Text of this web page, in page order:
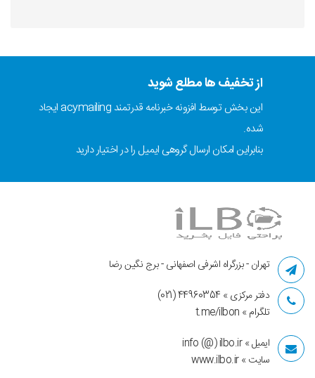
از تخفیف ها مطلع شوید
این بخش توسط افزونه خبرنامه قدرتمند acymailing ایجاد
شده.
بنابراین امکان ارسال گروهی ایمیل را در اختیار دارید
تهران - بزرگراه اشرفی اصفهانی - برج نگین رضا
دفتر مرکزی » 44960354 (021)
تلگرام » t.me/ilbon
ایمیل » info (@) ilbo.ir
سایت » www.ilbo.ir